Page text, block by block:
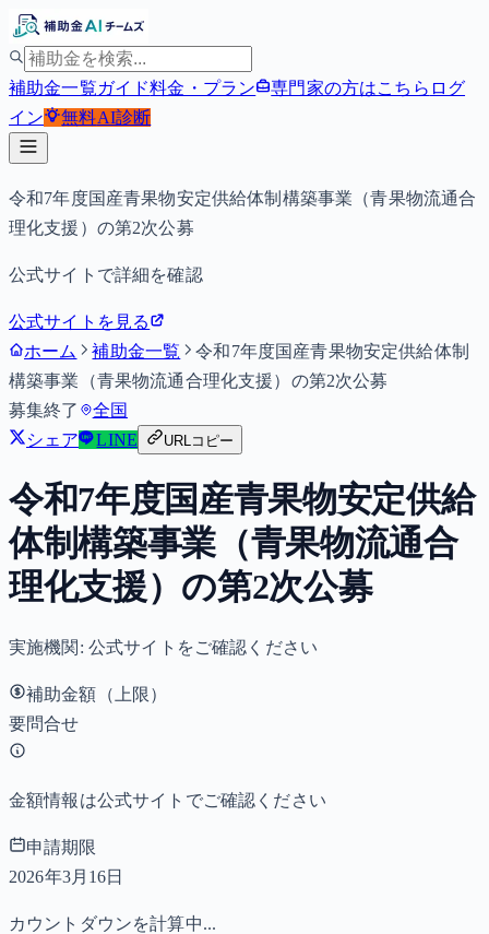
補助金一覧ガイド料金・プラン 専門家の方はこちら ログ
イン
無料AI診断
令和7年度国産青果物安定供給体制構築事業（青果物流通合
理化支援）の第2次公募
公式サイトで詳細を確認
公式サイトを見る
ホーム
補助金一覧
令和7年度国産青果物安定供給体制
構築事業（青果物流通合理化支援）の第2次公募
募集終了
全国
シェア
LINE URLコピー
令和7年度国産青果物安定供給
体制構築事業（青果物流通合
理化支援）の第2次公募
実施機関: 公式サイトをご確認ください
補助金額（上限）
要問合せ
金額情報は公式サイトでご確認ください
申請期限
2026年3月16日
カウントダウンを計算中...